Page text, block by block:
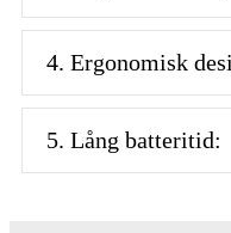
4. Ergonomisk
5. Lång batteritid: